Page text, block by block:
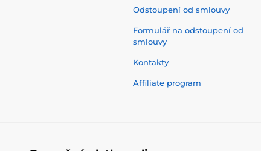
Odstoupení od smlouvy
Formulář na odstoupení od
smlouvy
Kontakty
Affiliate program